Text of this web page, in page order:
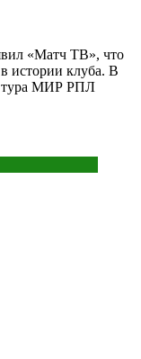
«Матч ТВ», что
истории клуба. В
тура МИР РПЛ